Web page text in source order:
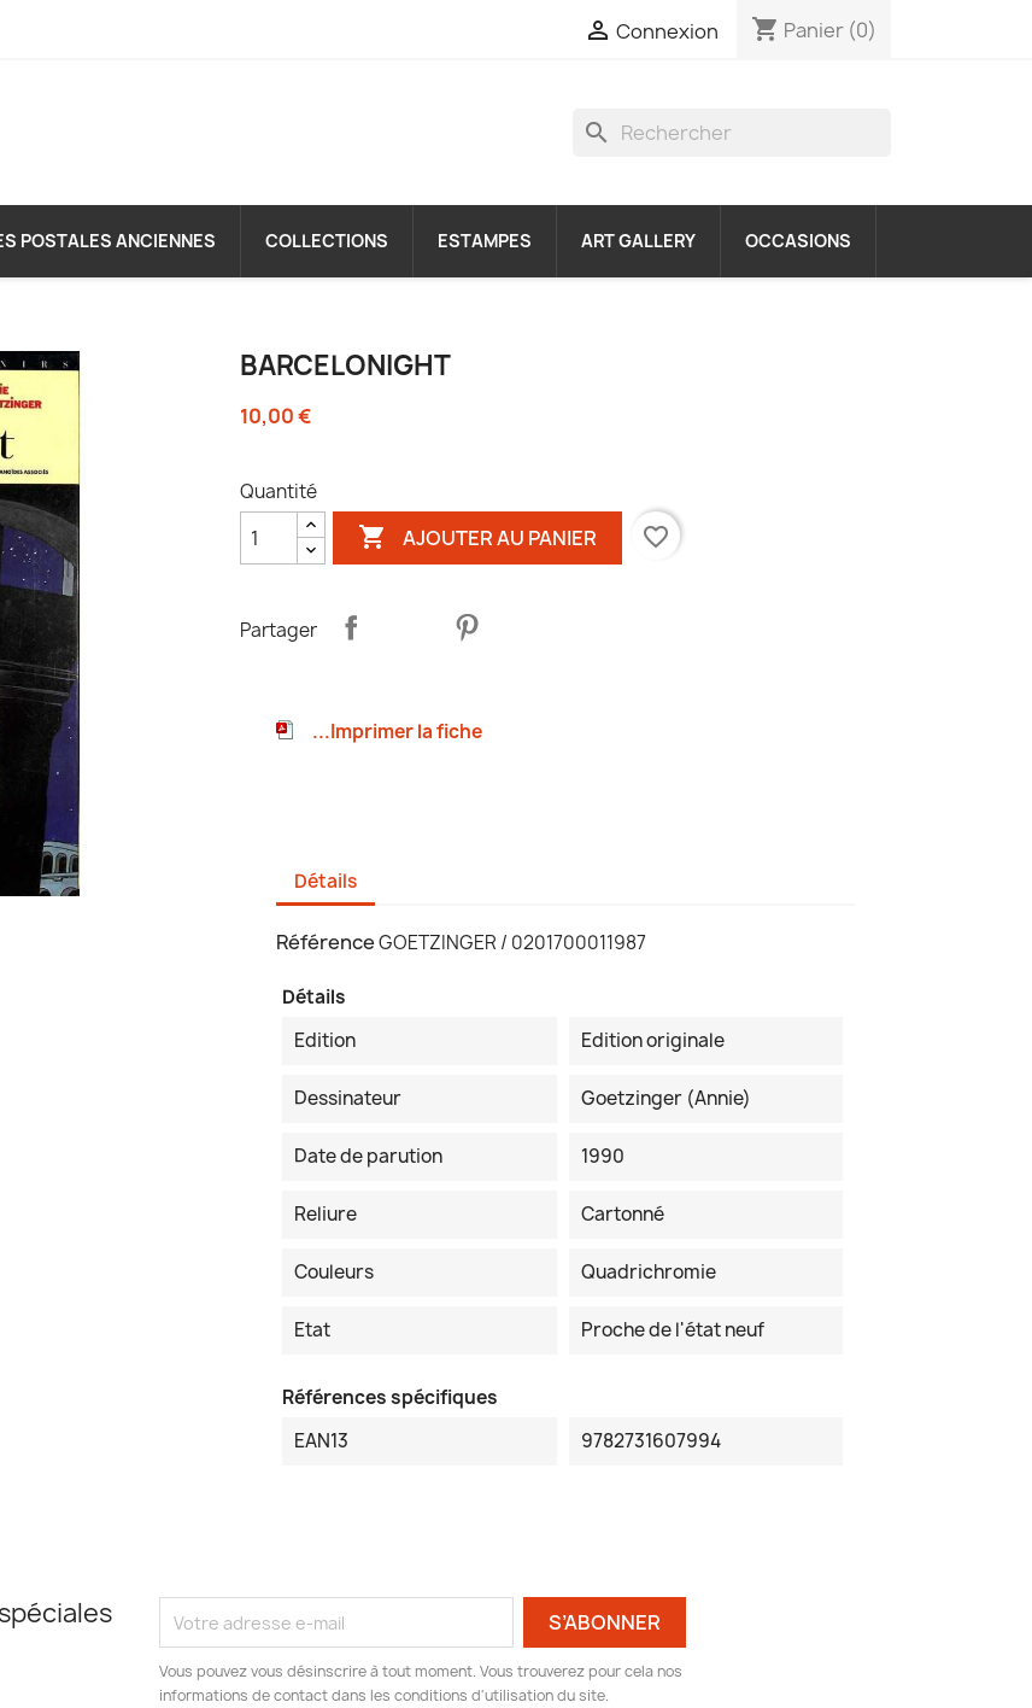
 Connexion shopping_cart Panier (0)
search
POSTALES ANCIENNES COLLECTIONS ESTAMPES ART GALLERY OCCASIONS
BARCELONIGHT
10,00 €
Quantité
 AJOUTER AU PANIER favorite_border
Partager
...Imprimer la fiche
Détails
RéférenceGOETZINGER / 0201700011987
Détails
Edition
Edition originale
Dessinateur Goetzinger (Annie)
Date de parution 1990
Reliure Cartonné
Couleurs Quadrichromie
Etat Proche de l'état neuf
Références spécifiques
EAN13
9782731607994
Vous pouvez vous désinscrire à tout moment. Vous trouverez pour cela nos
informations de contact dans les conditions d'utilisation du site.